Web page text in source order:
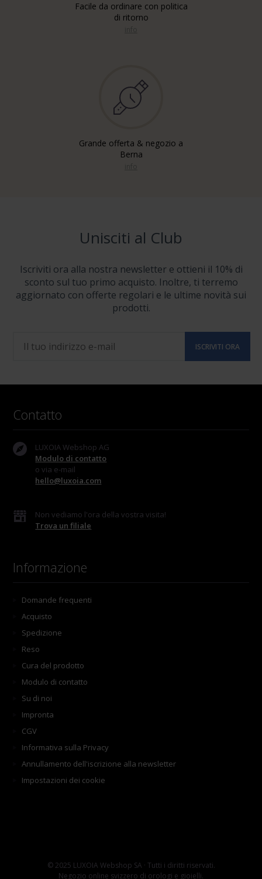
Facile da ordinare con politica
di ritorno
Grande offerta & negozio a
Berna
Unisciti al Club
Iscriviti ora alla nostra newsletter e ottieni il 10% di
sconto sul tuo primo acquisto. Inoltre, ti terremo
aggiornato con offerte regolari e le ultime novità sui
prodotti.
Contatto
LUXOIA Webshop AG
Modulo di contatto
o via e-mail
hello@luxoia.com
Non vediamo l'ora della vostra visita!
Trova un filiale
Informazione
Domande frequenti
Acquisto
Spedizione
Reso
Cura del prodotto
Modulo di contatto
Su di noi
Impronta
CGV
Informativa sulla Privacy
Annullamento dell'iscrizione alla newsletter
Impostazioni dei cookie
© 2025 LUXOIA Webshop SA · Tutti i diritti riservati.
Negozio online svizzero di orologi e gioielli.